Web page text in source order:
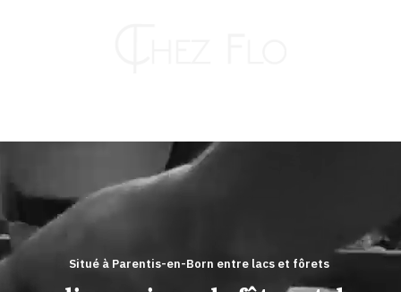
RESTAURANT
Situé à Parentis-en-Born entre lacs et fôrets